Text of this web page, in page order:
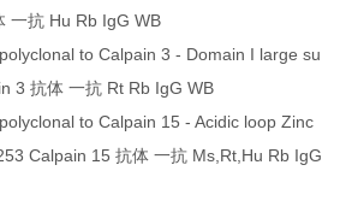
一抗 Hu Rb IgG WB
to Calpain 3 - Domain I large su
3 抗体 一抗 Rt Rb IgG WB
to Calpain 15 - Acidic loop Zinc
Calpain 15 抗体 一抗 Ms,Rt,Hu Rb IgG